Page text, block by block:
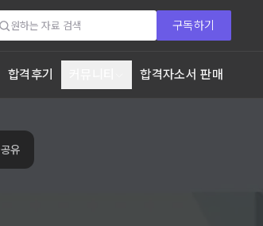
구독하기
합격후기 합격자소서 판매
공유